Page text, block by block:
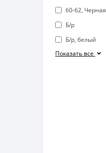
60-62, Черная
Б/р
Б/р, белый
Показать все